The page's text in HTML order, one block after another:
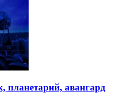
планетарий, авангард